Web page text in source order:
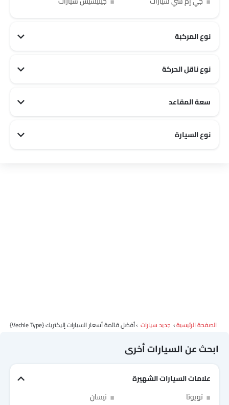
نوع المركبة
نوع ناقل الحركة
سعة المقاعد
نوع السيارة
الصفحة الرئيسية جديد سيارات أفضل قائمة أسعار السيارات إليكتريك {vechle Type}
ابحث عن السيارات أخرى
علامات السيارات الشهيرة
تويوتا
نيسان